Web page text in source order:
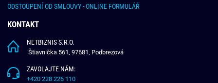
ODSTOUPENÍ OD SMLOUVY - ONLINE FORMULÁŘ
KONTAKT
NETBIZNIS S.R.O.
Štiavnička 561, 97681, Podbrezová
ZAVOLAJTE NÁM:
+420 228 226 110